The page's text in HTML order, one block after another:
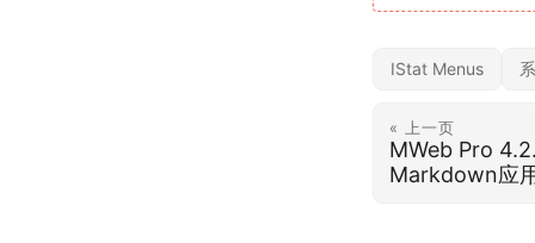
IStat Menus
« 上一页
MWeb Pro
Markdown应